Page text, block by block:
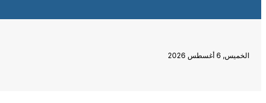
الخميس, 6 أغسطس 2026